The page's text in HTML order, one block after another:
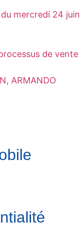
mercredi 24 juin
de vente
ARMANDO